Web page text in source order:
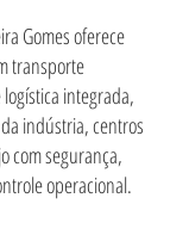
Gomes oferece
transporte
integrada,
indústria, centros
com segurança,
operacional.